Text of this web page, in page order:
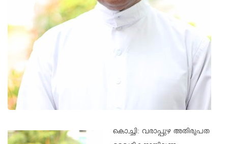
കൊച്ചി: വരാപ്പുഴ അതിരൂപത